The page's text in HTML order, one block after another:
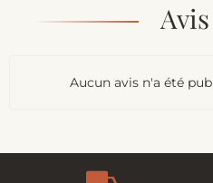
Aucun avis n'a été